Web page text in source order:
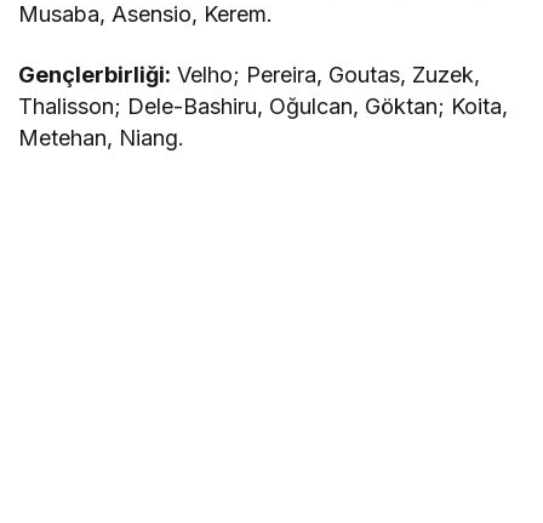
Musaba, Asensio, Kerem.
Gençlerbirliği: Velho; Pereira, Goutas, Zuzek,
Thalisson; Dele-Bashiru, Oğulcan, Göktan; Koita,
Metehan, Niang.